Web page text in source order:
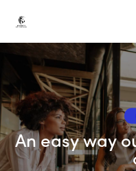
An easy way